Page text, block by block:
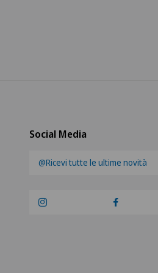
Social Media
@Ricevi tutte le ultime novità